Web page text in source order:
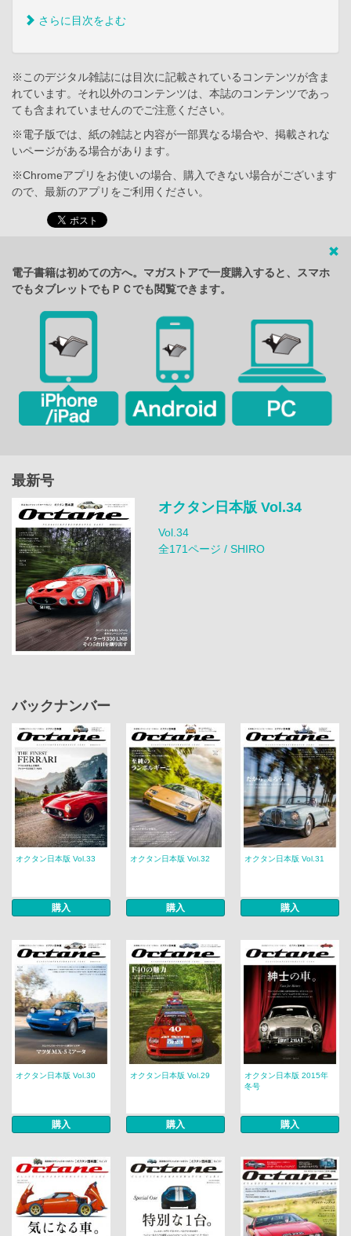
さらに目次をよむ
※このデジタル雑誌には目次に記載されているコンテンツが含ま
れています。それ以外のコンテンツは、本誌のコンテンツであっ
ても含まれていませんのでご注意ください。
※電子版では、紙の雑誌と内容が一部異なる場合や、掲載されな
いページがある場合があります。
※Chromeアプリをお使いの場合、購入できない場合がございます
ので、最新のアプリをご利用ください。
電子書籍は初めての方へ。マガストアで一度購入すると、スマホ
でもタブレットでもＰＣでも閲覧できます。
最新号
オクタン日本版 Vol.34
Vol.34
全171ページ / SHIRO
バックナンバー
オクタン日本版 Vol.33
購入
オクタン日本版 Vol.32
購入
オクタン日本版 Vol.31
購入
オクタン日本版 Vol.30
購入
オクタン日本版 Vol.29
購入
オクタン日本版 2015年
冬号
購入